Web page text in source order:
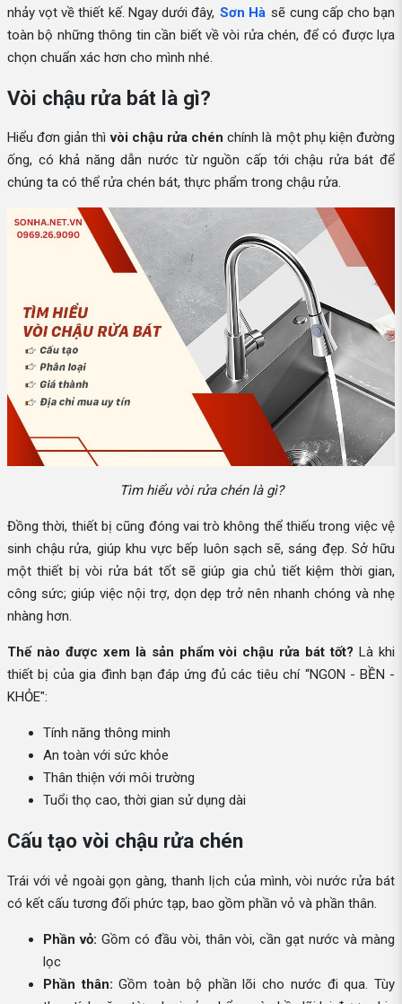
nhảy vọt về thiết kế. Ngay dưới đây, Sơn Hà sẽ cung cấp cho bạn
toàn bộ những thông tin cần biết về vòi rửa chén, để có được lựa
chọn chuẩn xác hơn cho mình nhé.
Vòi chậu rửa bát là gì?
Hiểu đơn giản thìvòi chậu rửa chén chính là một phụ kiện đường
ống, có khả năng dẫn nước từ nguồn cấp tới chậu rửa bát để
chúng ta có thể rửa chén bát, thực phẩm trong chậu rửa.
Tìm hiểu vòi rửa chén là gì?
Đồng thời, thiết bị cũng đóng vai trò không thể thiếu trong việc vệ
sinh chậu rửa, giúp khu vực bếp luôn sạch sẽ, sáng đẹp. Sở hữu
một thiết bị vòi rửa bát tốt sẽ giúp gia chủ tiết kiệm thời gian,
công sức; giúp việc nội trợ, dọn dẹp trở nên nhanh chóng và nhẹ
nhàng hơn.
Thế nào được xem là sản phẩm vòi chậu rửa bát tốt? Là khi
thiết bị của gia đình bạn đáp ứng đủ các tiêu chí “NGON - BỀN -
KHỎE":
Tính năng thông minh
An toàn với sức khỏe
Thân thiện với môi trường
Tuổi thọ cao, thời gian sử dụng dài
Cấu tạo vòi chậu rửa chén
Trái với vẻ ngoài gọn gàng, thanh lịch của mình, vòi nước rửa bát
có kết cấu tương đối phức tạp, bao gồm phần vỏ và phần thân.
Phần vỏ: Gồm có đầu vòi, thân vòi, cần gạt nước và màng
lọc
Phần thân: Gồm toàn bộ phần lõi cho nước đi qua. Tùy